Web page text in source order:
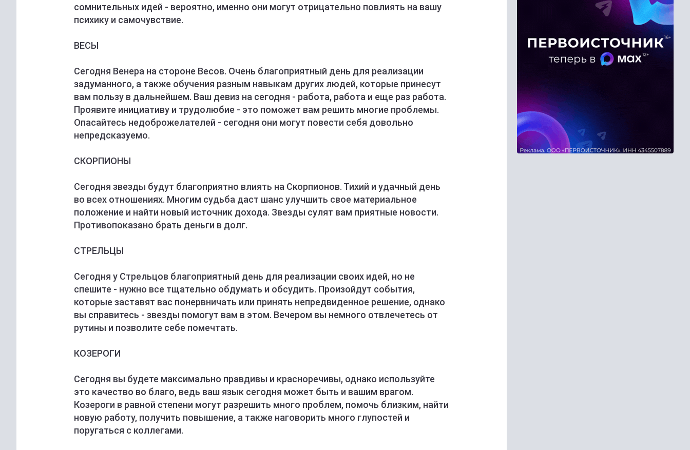
сомнительных идей - вероятно, именно они могут отрицательно повлиять на вашу
психику и самочувствие.
ВЕСЫ
Сегодня Венера на стороне Весов. Очень благоприятный день для реализации
задуманного, а также обучения разным навыкам других людей, которые принесут
вам пользу в дальнейшем. Ваш девиз на сегодня - работа, работа и еще раз работа.
Проявите инициативу и трудолюбие - это поможет вам решить многие проблемы.
Опасайтесь недоброжелателей - сегодня они могут повести себя довольно
непредсказуемо.
СКОРПИОНЫ
Сегодня звезды будут благоприятно влиять на Скорпионов. Тихий и удачный день
во всех отношениях. Многим судьба даст шанс улучшить свое материальное
положение и найти новый источник дохода. Звезды сулят вам приятные новости.
Противопоказано брать деньги в долг.
СТРЕЛЬЦЫ
Сегодня у Стрельцов благоприятный день для реализации своих идей, но не
спешите - нужно все тщательно обдумать и обсудить. Произойдут события,
которые заставят вас понервничать или принять непредвиденное решение, однако
вы справитесь - звезды помогут вам в этом. Вечером вы немного отвлечетесь от
рутины и позволите себе помечтать.
КОЗЕРОГИ
Сегодня вы будете максимально правдивы и красноречивы, однако используйте
это качество во благо, ведь ваш язык сегодня может быть и вашим врагом.
Козероги в равной степени могут разрешить много проблем, помочь близким, найти
новую работу, получить повышение, а также наговорить много глупостей и
поругаться с коллегами.